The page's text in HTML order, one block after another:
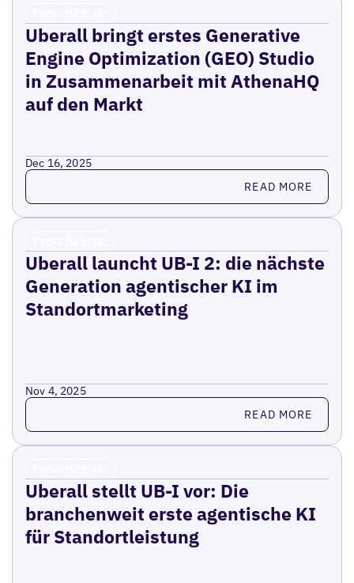
Uberall bringt erstes Generative
Engine Optimization (GEO) Studio
in Zusammenarbeit mit AthenaHQ
auf den Markt
Dec 16, 2025
Read more READ MORE
Uberall launcht UB-I 2: die nächste
Generation agentischer KI im
Standortmarketing
Nov 4, 2025
Read more READ MORE
Uberall stellt UB-I vor: Die
branchenweit erste agentische KI
für Standortleistung